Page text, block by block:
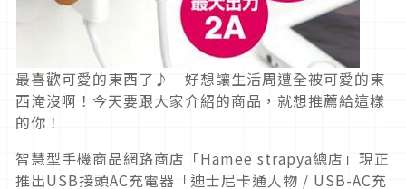
最喜歡可愛的東西了♪ 好想讓生活周遭全被可愛的東
西淹沒啊！今天要跟大家介紹的商品，就想推薦給這樣
的你！
智慧型手機商品網路商店「Hamee strapya總店」現正
推出USB接頭AC充電器「迪士尼卡通人物 / USB-AC充